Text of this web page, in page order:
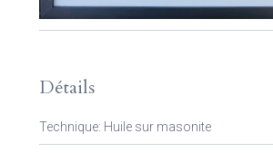
Détails
Technique: Huile sur masonite